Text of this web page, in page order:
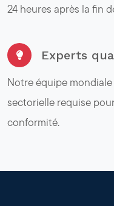
24 heures après la fin
Experts
Notre équipe
sectorielle requise
conformité.